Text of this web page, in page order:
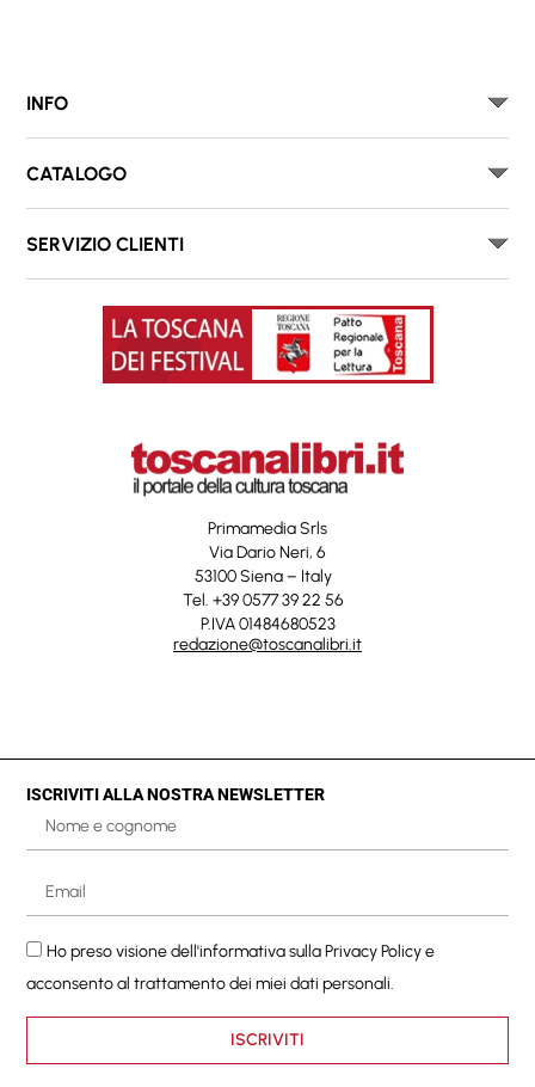
INFO
CATALOGO
SERVIZIO CLIENTI
Primamedia Srls
Via Dario Neri, 6
53100 Siena – Italy
Tel. +39 0577 39 22 56
P.IVA 01484680523
redazione@toscanalibri.it
ISCRIVITI ALLA NOSTRA NEWSLETTER
Ho preso visione dell'informativa sullaPrivacy Policye
acconsento al trattamento dei miei dati personali.
ISCRIVITI